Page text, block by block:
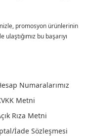
promosyon ürünlerinin
bu başarıyı
Numaralarımız
Metni
Rıza Metni
İade Sözleşmesi